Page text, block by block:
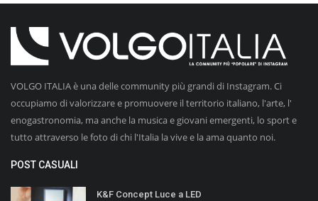
VOLGO ITALIA è una delle community più grandi di Instagram. Ci
occupiamo di valorizzare e promuovere il territorio italiano, l'arte, l'
enogastronomia, ma anche la musica e giovani emergenti, lo sport e
tutto attraverso le foto di chi l'Italia la vive e la ama quanto noi.
POST CASUALI
K&F Concept Luce a LED